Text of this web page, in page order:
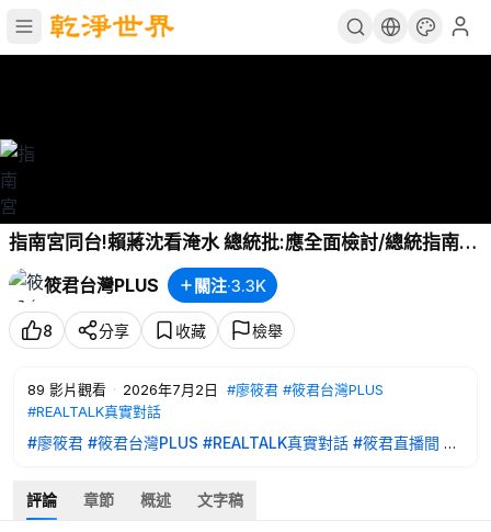
指南宮同台!賴蔣沈看淹水 總統批:應全面檢討/總統指南宮
喊話 治水預算卡關?內湖大淹水真相/治水不分藍綠南北 總
統這話藏玄機/治水破局誰負責?總預算卡關有解?總統盼
朝野合作/指南宮直擊 預算不通治水難
筱君台灣PLUS 關注·3.3K
8 分享 收藏 檢舉
89 影片觀看 · 2026年7月2日 #廖筱君 #筱君台灣PLUS
#REALTALK真實對話
#廖筱君 #筱君台灣PLUS #REALTALK真實對話 #筱君直播間 #
★按讚訂閱加分享 開啟小鈴鐺 多多支持「筱君台灣PLUS」
評論 章節 概述 文字稿